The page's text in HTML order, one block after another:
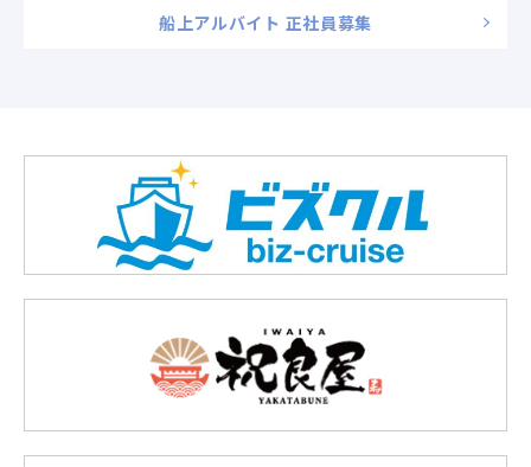
船上アルバイト 正社員募集